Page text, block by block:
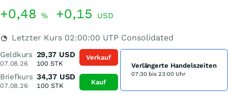
+0,48 % +0,15 USD
Letzter Kurs 02:00:00 UTP Consolidated
Geldkurs
07.08.26
29,37 USD
100 STK
Briefkurs
07.08.26
34,37 USD
100STK
Verkauf
Kauf
Verlängerte Handelszeiten
07:30 bis 23:00 Uhr